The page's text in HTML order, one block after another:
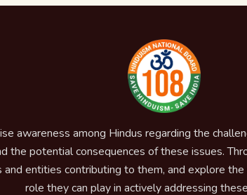
awareness among Hindus regarding the
the potential consequences of these issues.
entities contributing to them, and explore
role they can play in actively addressing